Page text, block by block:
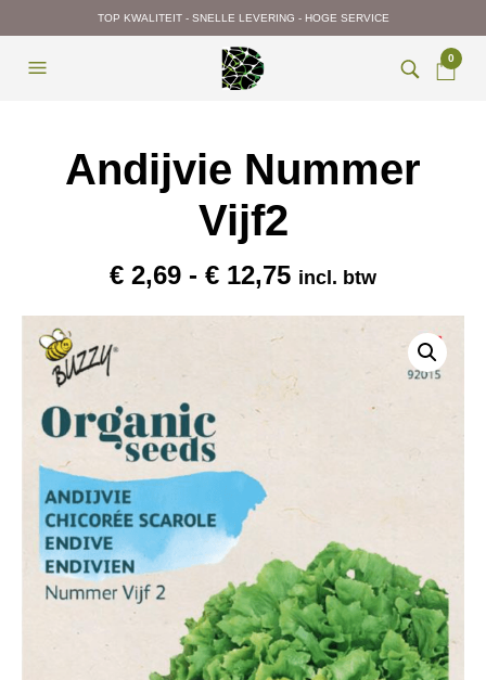
TOP KWALITEIT - SNELLE LEVERING - HOGE SERVICE
0
Andijvie Nummer
Vijf2
€ 2,69 - € 12,75Prijsklasse:
incl. btw